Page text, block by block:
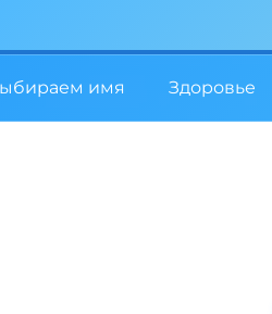
имя Здоровье